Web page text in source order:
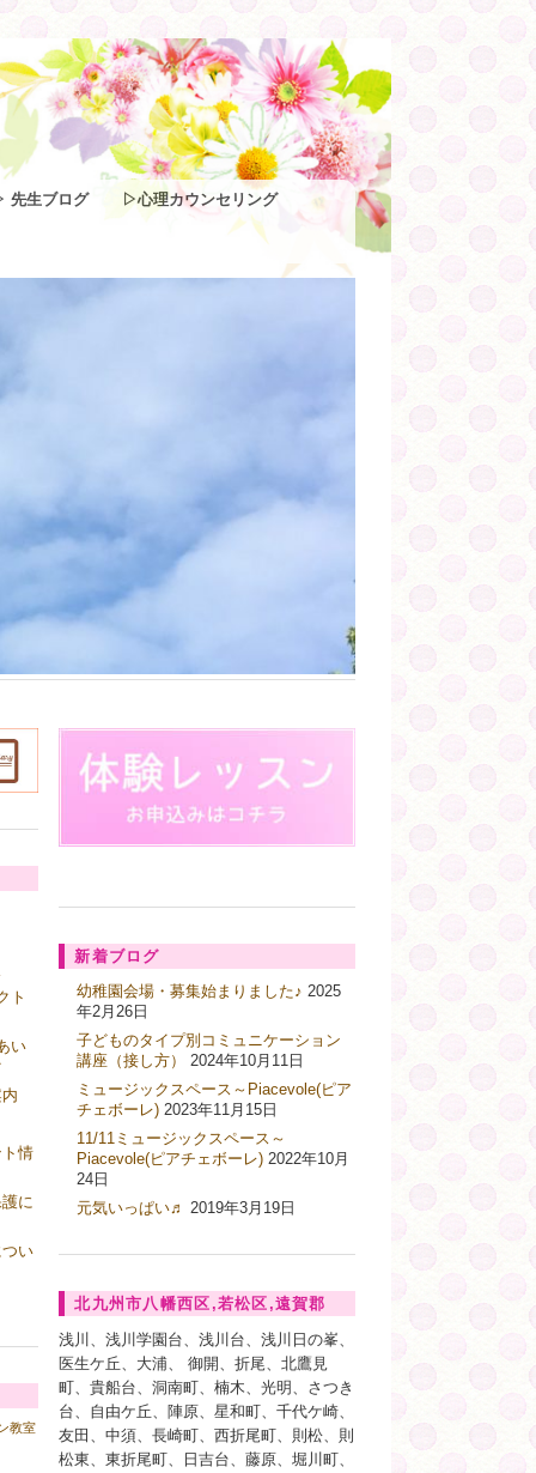
先生ブログ ▷心理カウンセリング
ト
い
情
に
い
教室
新着ブログ
幼稚園会場・募集始まりました♪ 2025
年2月26日
子どものタイプ別コミュニケーション
講座（接し方）
2024年10月11日
ミュージックスペース～Piacevole(ピア
チェボーレ) 2023年11月15日
11/11ミュージックスペース～
Piacevole(ピアチェボーレ) 2022年10月
24日
元気いっぱい♬
2019年3月19日
北九州市八幡西区,若松区,遠賀郡
浅川、浅川学園台、浅川台、浅川日の峯、
医生ケ丘、大浦、 御開、折尾、北鷹見
町、貴船台、洞南町、楠木、光明、さつき
台、自由ケ丘、陣原、星和町、千代ケ崎、
友田、中須、長崎町、西折尾町、則松、則
松東、東折尾町、日吉台、藤原、堀川町、